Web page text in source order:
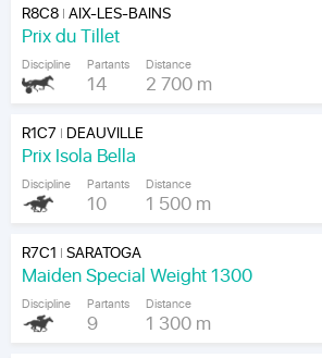
R8C8|AIX-LES-BAINS
Prix du Tillet
Discipline Partants
14
Distance
2 700 m
R1C7 | DEAUVILLE
Prix Isola Bella
Discipline Partants
10
Distance
1 500 m
R7C1 |SARATOGA
Maiden Special Weight 1300
Discipline Partants
9
Distance
1 300 m